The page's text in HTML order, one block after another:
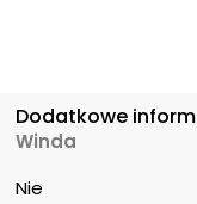
Dodatkowe
Winda
Nie